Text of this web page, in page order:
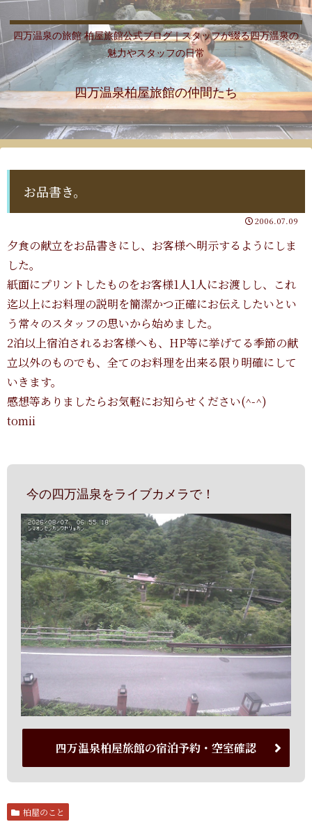
四万温泉の旅館 柏屋旅館公式ブログ｜スタッフが綴る四万温泉の
魅力やスタッフの日常
四万温泉柏屋旅館の仲間たち
お品書き。
2006.07.09
夕食の献立をお品書きにし、お客様へ明示するようにしま
した。
紙面にプリントしたものをお客様1人1人にお渡しし、これ
迄以上にお料理の説明を簡潔かつ正確にお伝えしたいとい
う常々のスタッフの思いから始めました。
2泊以上宿泊されるお客様へも、HP等に挙げてる季節の献
立以外のものでも、全てのお料理を出来る限り明確にして
いきます。
感想等ありましたらお気軽にお知らせください(^-^)
tomii
今の四万温泉をライブカメラで！
四万温泉柏屋旅館の宿泊予約・空室確認
柏屋のこと